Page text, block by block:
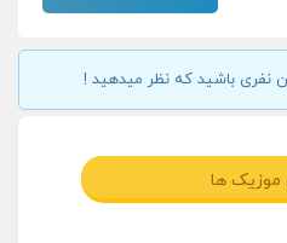
نفری باشید که نظر میدهید !
موزیک ها